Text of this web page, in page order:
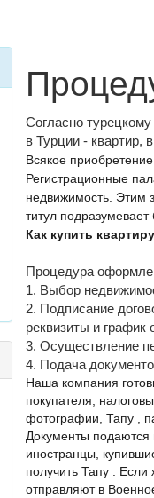
Согласно
в Турции - квартир,
Всякое
Регистрационные
недвижимость. Этим
титул
Как купить
Процедура
1. Выбор
2. Подписание
реквизиты и график
3. Осуществление
4. Подача
Наша компания
покупателя,
фотографии, Тапу ,
Документы подаются
иностранцы,
получить Тапу .
отправляют в